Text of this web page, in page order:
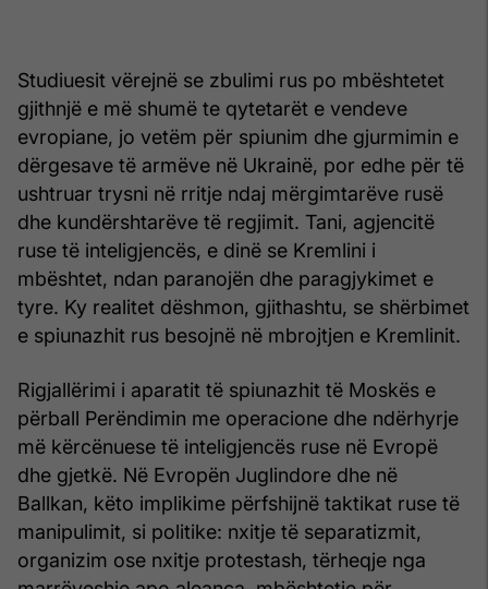
Studiuesit vërejnë se zbulimi rus po mbështetet
gjithnjë e më shumë te qytetarët e vendeve
evropiane, jo vetëm për spiunim dhe gjurmimin e
dërgesave të armëve në Ukrainë, por edhe për të
ushtruar trysni në rritje ndaj mërgimtarëve rusë
dhe kundërshtarëve të regjimit. Tani, agjencitë
ruse të inteligjencës, e dinë se Kremlini i
mbështet, ndan paranojën dhe paragjykimet e
tyre. Ky realitet dëshmon, gjithashtu, se shërbimet
e spiunazhit rus besojnë në mbrojtjen e Kremlinit.
Rigjallërimi i aparatit të spiunazhit të Moskës e
përball Perëndimin me operacione dhe ndërhyrje
më kërcënuese të inteligjencës ruse në Evropë
dhe gjetkë. Në Evropën Juglindore dhe në
Ballkan, këto implikime përfshijnë taktikat ruse të
manipulimit, si politike: nxitje të separatizmit,
organizim ose nxitje protestash, tërheqje nga